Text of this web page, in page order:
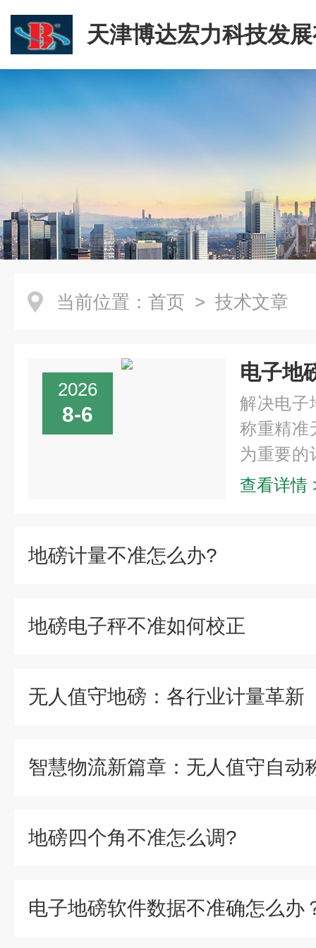
天津博达宏力科技发
司
当前位置： 首页 > 技术文章
2026
8-6
解决电子
称重精准
为重要的
流、仓储
查看详情
地磅计量不准怎么办?
地磅电子秤不准如何校正
无人值守地磅：各行业计量革新
地磅四个角不准怎么调?